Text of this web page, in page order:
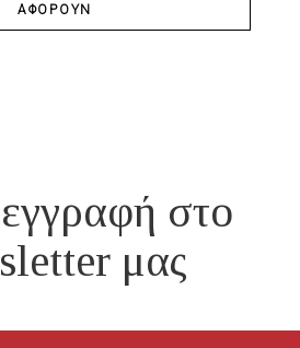
ΔΕΊΚΤΗΣ
ΑΦΟΡΟΎΝ
στο
μας